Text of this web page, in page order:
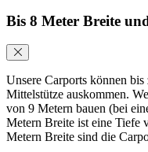
Bis 8 Meter Breite
Unsere Carports können
Mittelstütze auskommen.
von 9 Metern bauen (bei
Metern Breite ist eine Tiefe
Metern Breite sind die